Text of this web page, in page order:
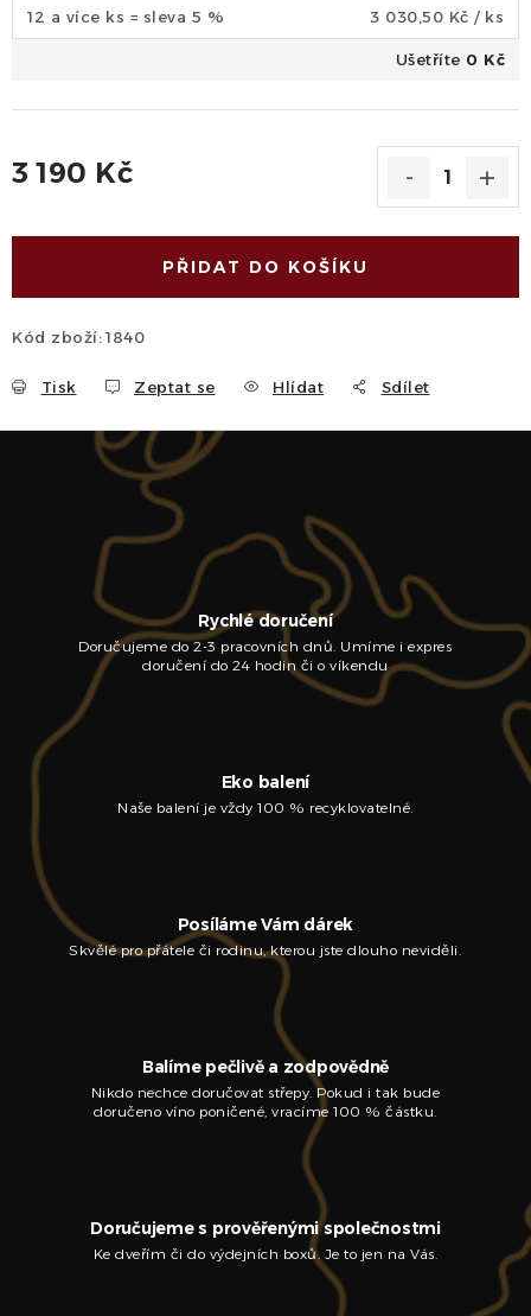
12 a více ks = sleva 5 % 3 030,50 Kč / ks
Ušetříte 0 Kč
3 190 Kč
PŘIDAT DO KOŠÍKU
Kód zboží:1840
Tisk Zeptat se Hlídat Sdílet
Rychlé doručení
Doručujeme do 2-3 pracovních dnů. Umíme i expres
doručení do 24 hodin či o víkendu
Eko balení
Naše balení je vždy 100 % recyklovatelné.
Posíláme Vám dárek
Skvělé pro přátele či rodinu, kterou jste dlouho neviděli.
Balíme pečlivě a zodpovědně
Nikdo nechce doručovat střepy. Pokud i tak bude
doručeno víno poničené, vracíme 100 % částku.
Doručujeme s prověřenými společnostmi
Ke dveřím či do výdejních boxů. Je to jen na Vás.